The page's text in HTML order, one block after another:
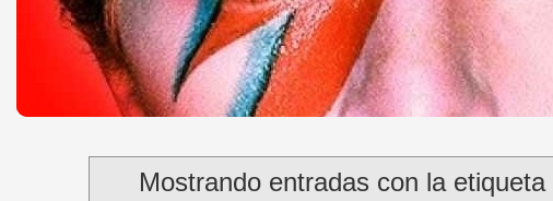
Mostrando entradas con la etiqueta